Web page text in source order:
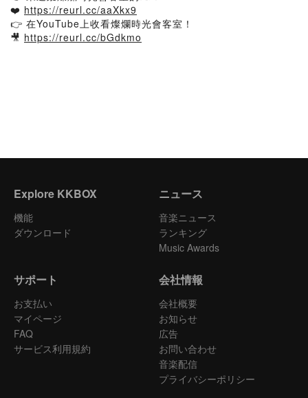
❤️ https://reurl.cc/aaXkx9
👉 在YouTube上收看燦爛時光會客室！
🎥 https://reurl.cc/bGdkmo
Explore KKBOX
機能
ダウンロード
ニュース
音楽ニュース
ランキング
Music Awards
サポート
お支払い
マイページ
FAQ
サービス利用規約
会社情報
会社概要
お知らせ
広告
お問い合わせ
音楽配信
プライバシーポリシー